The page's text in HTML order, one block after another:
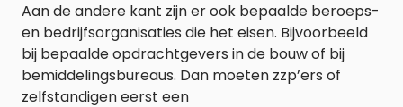
Aan de andere kant zijn er ook bepaalde beroeps-
en bedrijfsorganisaties die het eisen. Bijvoorbeeld
bij bepaalde opdrachtgevers in de bouw of bij
bemiddelingsbureaus. Dan moeten zzp’ers of
zelfstandigen eerst een